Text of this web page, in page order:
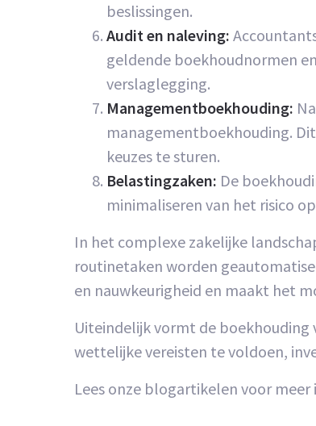
beslissingen.
Audit en naleving:
geldende boekhoudnormen
verslaglegging.
Managementboekhouding:
managementboekhouding.
keuzes te sturen.
Belastingzaken: De
minimaliseren van het risico
In het complexe zakelijke
routinetaken worden
en nauwkeurigheid en maakt het
Uiteindelijk vormt de
wettelijke vereisten te voldoen,
Lees onze blogartikelen voor